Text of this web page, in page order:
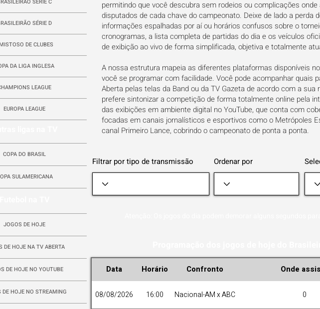
SÉRIE C
SÉRIE D
DE CLUBES
DA LIGA INGLESA
LEAGUE
EUROPA LEAGUE
COPA DO BRASIL
SULAMERICANA
JOGOS DE HOJE
DE HOJE NA TV ABERTA
DE HOJE NO YOUTUBE
DE HOJE NO STREAMING
permitindo que você descubra sem rodeios ou complicações
disputados de cada chave do campeonato. Deixe de lado a perda
informações espalhadas por aí ou horários confusos sobre o
cronogramas, a lista completa de partidas do dia e os veículos
de exibição ao vivo de forma simplificada, objetiva e totalmente
A nossa estrutura mapeia as diferentes plataformas disponíveis
você se programar com facilidade. Você pode acompanhar quais
Aberta pelas telas da Band ou da TV Gazeta de acordo com a sua
prefere sintonizar a competição de forma totalmente online pela
das exibições em ambiente digital no YouTube, que conta com
focadas em canais jornalísticos e esportivos como o Metrópoles
canal Primeiro Lance, cobrindo o campeonato de ponta a ponta.
Filtrar por tipo de transmissão Ordenar por
Data Horário Confronto Onde
08/08/2026 16:00 Nacional-AM x ABC 0